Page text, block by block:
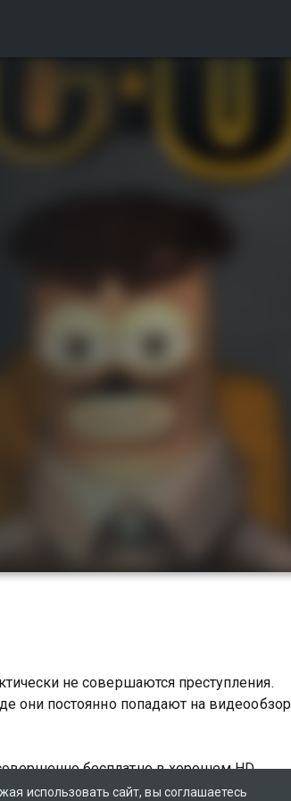
не совершаются преступления.
они постоянно попадают на видеообзор
бесплатно в хорошем HD
использовать сайт, вы соглашаетесь